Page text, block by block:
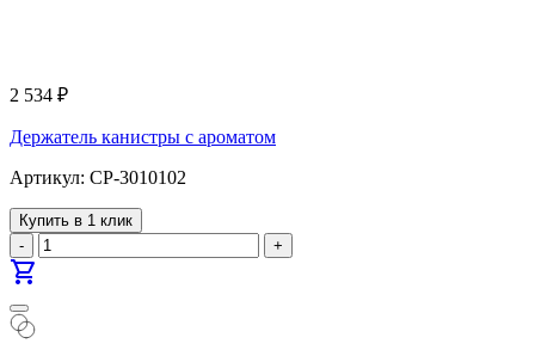
2 534 ₽
Держатель канистры с ароматом
Артикул: CP-3010102
Купить в 1 клик
-
+
shopping_cart